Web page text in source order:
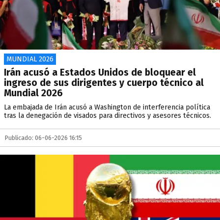
MUNDIAL 2026
Irán acusó a Estados Unidos de bloquear el
ingreso de sus dirigentes y cuerpo técnico al
Mundial 2026
La embajada de Irán acusó a Washington de interferencia política
tras la denegación de visados para directivos y asesores técnicos.
Publicado: 06-06-2026 16:15